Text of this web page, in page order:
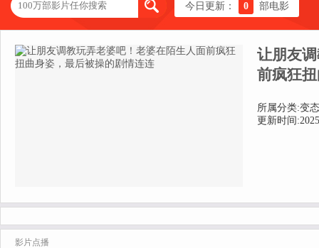
今日更新： 0 部电影
让朋友
前疯狂
所属分类:变
更新时间
影片点播